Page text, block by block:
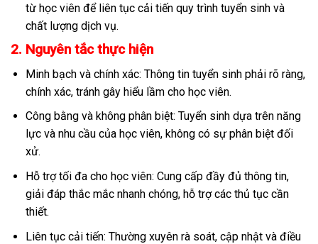
từ học viên để liên tục cải tiến quy trình tuyển sinh và
chất lượng dịch vụ.
2. Nguyên tắc thực hiện
Minh bạch và chính xác: Thông tin tuyển sinh phải rõ ràng,
chính xác, tránh gây hiểu lầm cho học viên.
Công bằng và không phân biệt: Tuyển sinh dựa trên năng
lực và nhu cầu của học viên, không có sự phân biệt đối
xử.
Hỗ trợ tối đa cho học viên: Cung cấp đầy đủ thông tin,
giải đáp thắc mắc nhanh chóng, hỗ trợ các thủ tục cần
thiết.
Liên tục cải tiến: Thường xuyên rà soát, cập nhật và điều